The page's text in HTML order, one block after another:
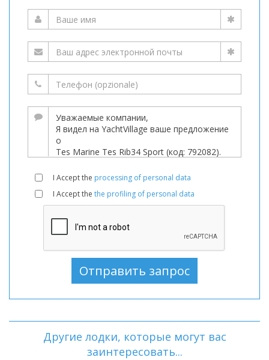
I Accept the processing of personal data
I Accept the the profiling of personal data
Другие лодки, которые могут вас
заинтересовать...